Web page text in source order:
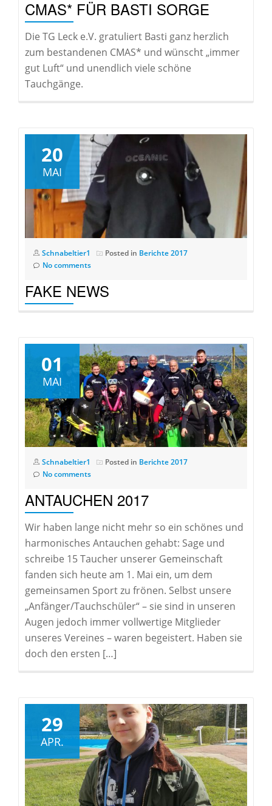
CMAS* FÜR BASTI SORGE
Die TG Leck e.V. gratuliert Basti ganz herzlich
zum bestandenen CMAS* und wünscht „immer
gut Luft“ und unendlich viele schöne
Tauchgänge.
20
MAI
Schnabeltier1 Posted in Berichte 2017
No comments
FAKE NEWS
01
MAI
Schnabeltier1 Posted in Berichte 2017
No comments
ANTAUCHEN 2017
Wir haben lange nicht mehr so ein schönes und
harmonisches Antauchen gehabt: Sage und
schreibe 15 Taucher unserer Gemeinschaft
fanden sich heute am 1. Mai ein, um dem
gemeinsamen Sport zu frönen. Selbst unsere
„Anfänger/Tauchschüler“ – sie sind in unseren
Augen jedoch immer vollwertige Mitglieder
unseres Vereines – waren begeistert. Haben sie
doch den ersten […]
29
APR.